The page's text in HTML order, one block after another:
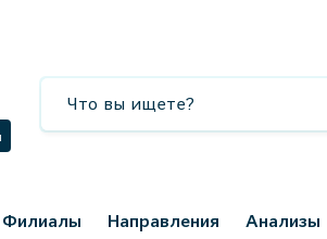
Филиалы Направления Анализы